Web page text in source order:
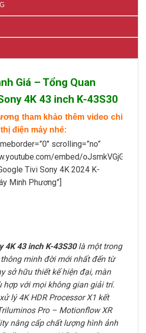
Giá – Tổng Quan
4K 43 inch K-43S30
tham khảo thêm video chi
điện máy nhé:
scrolling=”no”
embed/oJsmkVGjGEY”
Tivi Sony 4K 2024 K-
Minh Phương”]
4K 43 inch K-43S30là một trong
minh đời mới nhất đến từ
sở hữu thiết kế hiện đại, màn
hợp với mọi không gian giải trí.
lý 4K HDR Processor X1 kết
Pro – Motionflow XR
nâng cấp chất lượng hình ảnh